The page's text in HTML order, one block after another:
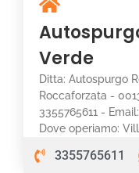
Verde
Ditta: Autospurgo
Roccaforzata -
3355765611 -
Dove operiamo:
3355765611